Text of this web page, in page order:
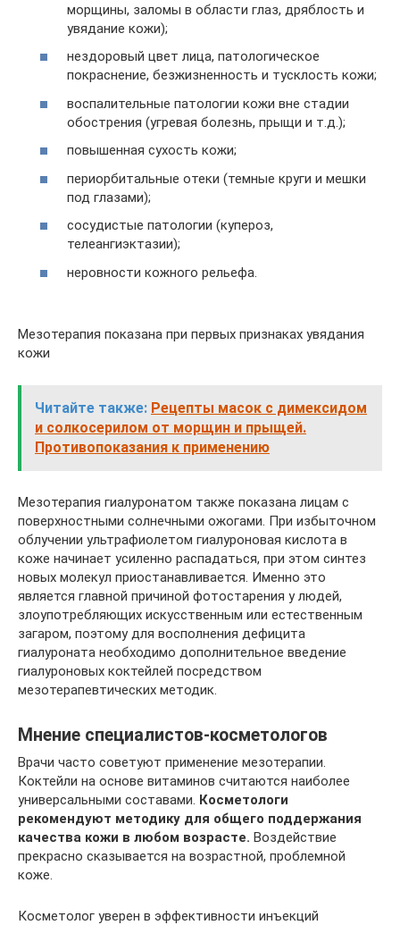
морщины, заломы в области глаз, дряблость и
увядание кожи);
нездоровый цвет лица, патологическое
покраснение, безжизненность и тусклость кожи;
воспалительные патологии кожи вне стадии
обострения (угревая болезнь, прыщи и т.д.);
повышенная сухость кожи;
периорбитальные отеки (темные круги и мешки
под глазами);
сосудистые патологии (купероз,
телеангиэктазии);
неровности кожного рельефа.
Мезотерапия показана при первых признаках увядания
кожи
Читайте также: Рецепты масок с димексидом
и солкосерилом от морщин и прыщей.
Противопоказания к применению
Мезотерапия гиалуронатом также показана лицам с
поверхностными солнечными ожогами. При избыточном
облучении ультрафиолетом гиалуроновая кислота в
коже начинает усиленно распадаться, при этом синтез
новых молекул приостанавливается. Именно это
является главной причиной фотостарения у людей,
злоупотребляющих искусственным или естественным
загаром, поэтому для восполнения дефицита
гиалуроната необходимо дополнительное введение
гиалуроновых коктейлей посредством
мезотерапевтических методик.
Мнение специалистов-косметологов
Врачи часто советуют применение мезотерапии.
Коктейли на основе витаминов считаются наиболее
универсальными составами. Косметологи
рекомендуют методику для общего поддержания
качества кожи в любом возрасте. Воздействие
прекрасно сказывается на возрастной, проблемной
коже.
Косметолог уверен в эффективности инъекций